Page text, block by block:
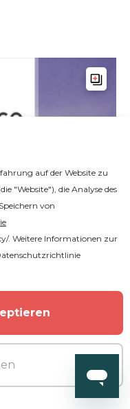
auf der Website zu
"Website"), die Analyse des
von
. Weitere Informationen zur